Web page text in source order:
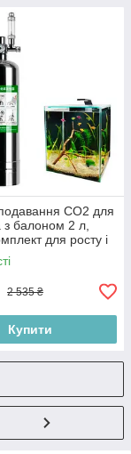
CO2 для
з балоном 2 л,
для росту і
акваріумних
2 535 ₴
Купити